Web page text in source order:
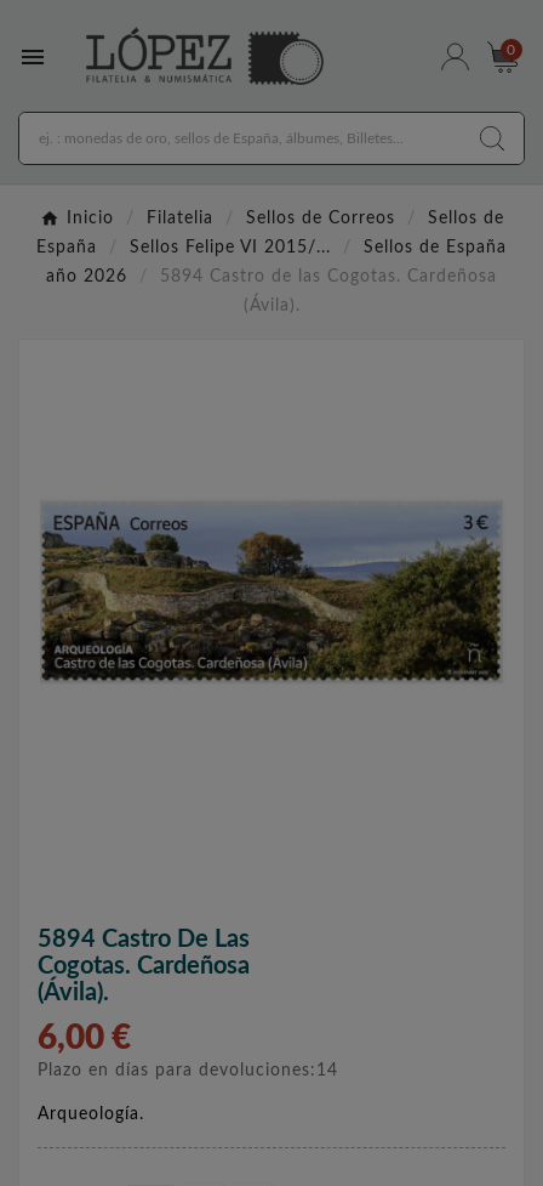
 0
Inicio Filatelia Sellos de Correos
Sellos de
España
Sellos Felipe VI 2015/...
Sellos de España
año 2026
5894 Castro de las Cogotas. Cardeñosa
(Ávila).
5894 Castro De Las
Cogotas. Cardeñosa
(Ávila).
6,00 €
Plazo en días para devoluciones:14
Arqueología.